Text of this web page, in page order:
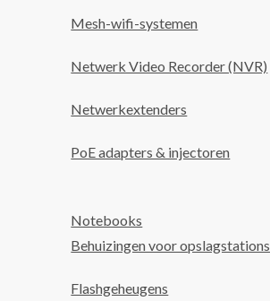
Mesh-wifi-systemen
Netwerk Video Recorder (NVR)
Netwerkextenders
PoE adapters & injectoren
Notebooks
Behuizingen voor opslagstations
Flashgeheugens